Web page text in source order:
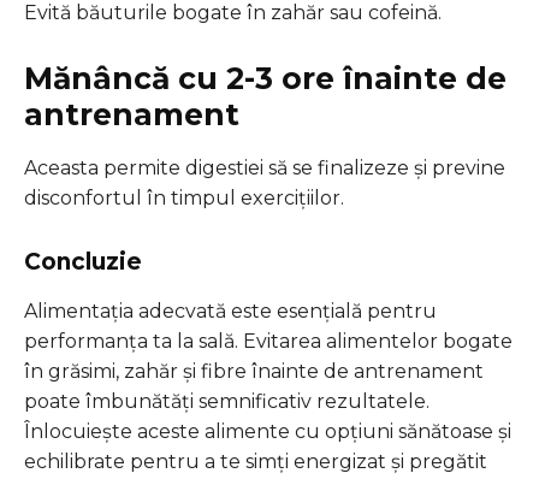
Evită băuturile bogate în zahăr sau cofeină.
Mănâncă cu 2-3 ore înainte de
antrenament
Aceasta permite digestiei să se finalizeze și previne
disconfortul în timpul exercițiilor.
Concluzie
Alimentația adecvată este esențială pentru
performanța ta la sală. Evitarea alimentelor bogate
în grăsimi, zahăr și fibre înainte de antrenament
poate îmbunătăți semnificativ rezultatele.
Înlocuiește aceste alimente cu opțiuni sănătoase și
echilibrate pentru a te simți energizat și pregătit